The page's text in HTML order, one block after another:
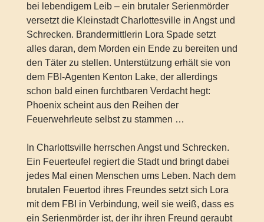
bei lebendigem Leib – ein brutaler Serienmörder
versetzt die Kleinstadt Charlottesville in Angst und
Schrecken. Brandermittlerin Lora Spade setzt
alles daran, dem Morden ein Ende zu bereiten und
den Täter zu stellen. Unterstützung erhält sie von
dem FBI-Agenten Kenton Lake, der allerdings
schon bald einen furchtbaren Verdacht hegt:
Phoenix scheint aus den Reihen der
Feuerwehrleute selbst zu stammen …
In Charlottsville herrschen Angst und Schrecken.
Ein Feuerteufel regiert die Stadt und bringt dabei
jedes Mal einen Menschen ums Leben. Nach dem
brutalen Feuertod ihres Freundes setzt sich Lora
mit dem FBI in Verbindung, weil sie weiß, dass es
ein Serienmörder ist, der ihr ihren Freund geraubt